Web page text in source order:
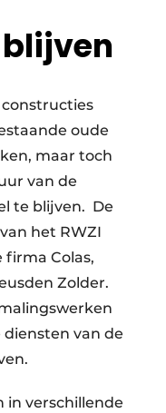
oude
maar toch
van de
te blijven. De
het RWZI
Colas,
Zolder.
diensten van de
in verschillende